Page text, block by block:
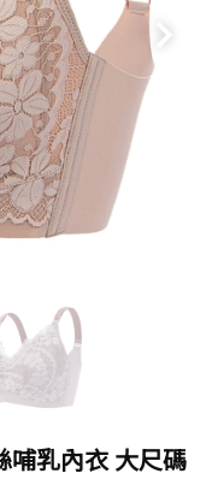
哺乳內衣 大尺碼